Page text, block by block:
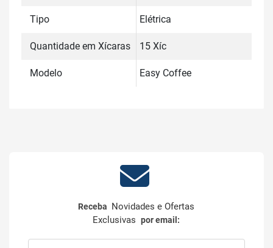
Tipo Elétrica
Quantidade em Xícaras 15 Xíc
Modelo Easy Coffee
Receba Novidades e Ofertas
Exclusivaspor email: